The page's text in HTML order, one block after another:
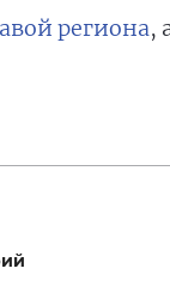
региона,